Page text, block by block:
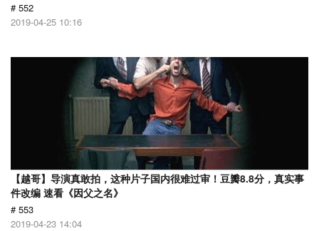
# 552
2019-04-25 10:16
【越哥】导演真敢拍，这种片子国内很难过审！豆瓣8.8分，真实事
件改编 速看《因父之名》
# 553
2019-04-23 14:04